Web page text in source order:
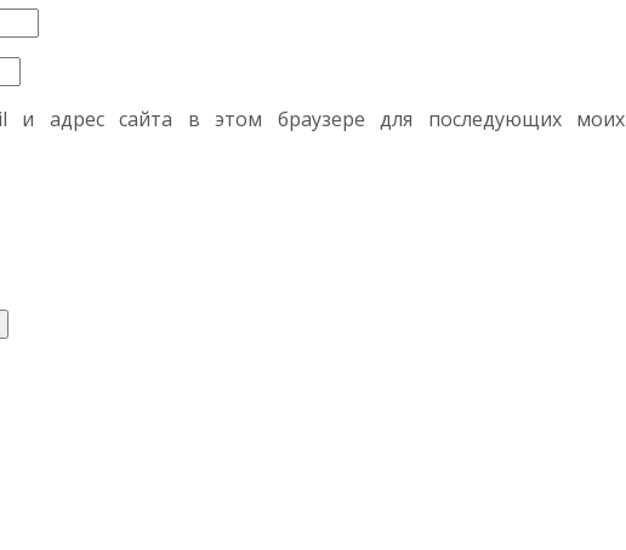
и адрес сайта в этом браузере для последующих моих